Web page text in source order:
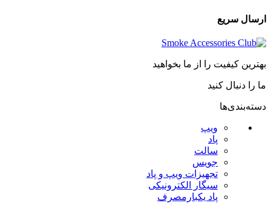
ارسال سریع
بهترین کیفیت را از ما بخواهید
ما را دنبال کنید
دسته‌بندی‌ها
ویپ
پاد
سالت
جویس
تجهیزات ویپ و پاد
سیگار الکترونیکی
پاد یکبارمصرف